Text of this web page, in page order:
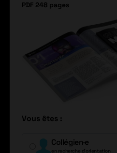
PDF 248 pages
Vous êtes :
Collégien·e
en recherche d’orientation